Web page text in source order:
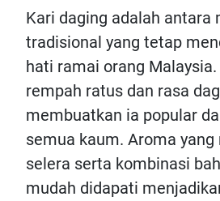
Kari daging adalah antara
tradisional yang tetap
hati ramai orang
rempah ratus dan rasa
membuatkan ia popular
semua kaum. Aroma
selera serta kombinasi
mudah didapati